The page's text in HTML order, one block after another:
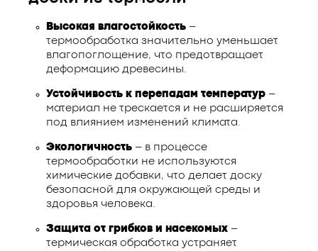
Высокая влагостойкость –
термообработка значительно уменьшает
влагопоглощение, что предотвращает
деформацию древесины.
Устойчивость к перепадам температур –
материал не трескается и не расширяется
под влиянием изменений климата.
Экологичность – в процессе
термообработки не используются
химические добавки, что делает доску
безопасной для окружающей среды и
здоровья человека.
Защита от грибков и насекомых –
термическая обработка устраняет